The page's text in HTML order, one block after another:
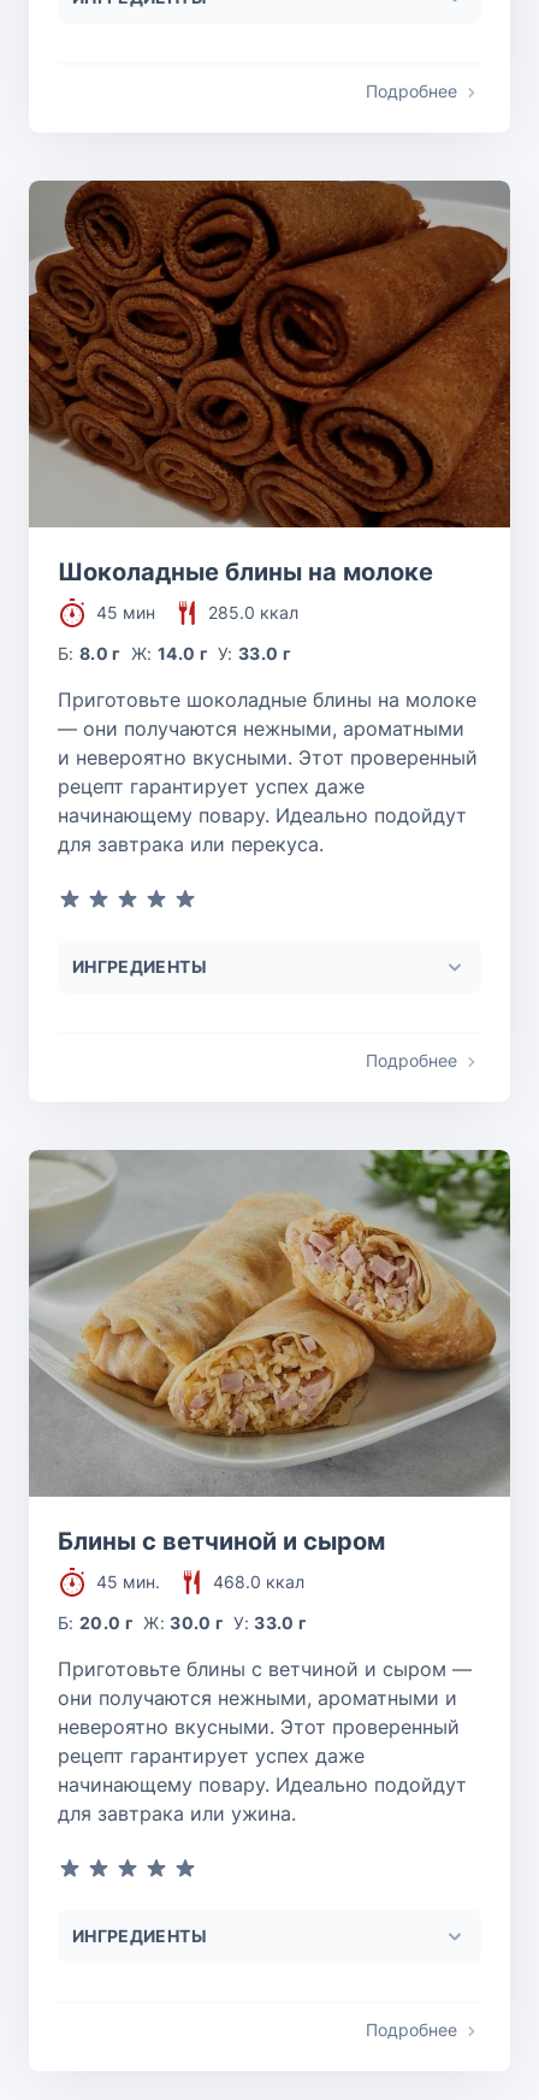
Подробнее
Шоколадные блины на молоке
45 мин
285.0 ккал
Б:8.0 г Ж: 14.0 г У:33.0 г
Приготовьте шоколадные блины на молоке
— они получаются нежными, ароматными
и невероятно вкусными. Этот проверенный
рецепт гарантирует успех даже
начинающему повару. Идеально подойдут
для завтрака или перекуса.
ИНГРЕДИЕНТЫ
Подробнее
Блины с ветчиной и сыром
45 мин.
468.0 ккал
Б:20.0 г Ж:30.0 г У:33.0 г
Приготовьте блины с ветчиной и сыром —
они получаются нежными, ароматными и
невероятно вкусными. Этот проверенный
рецепт гарантирует успех даже
начинающему повару. Идеально подойдут
для завтрака или ужина.
ИНГРЕДИЕНТЫ
Подробнее